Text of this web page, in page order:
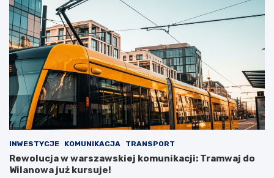
INWESTYCJE KOMUNIKACJA TRANSPORT
Rewolucja w warszawskiej komunikacji: Tramwaj do
Wilanowa już kursuje!